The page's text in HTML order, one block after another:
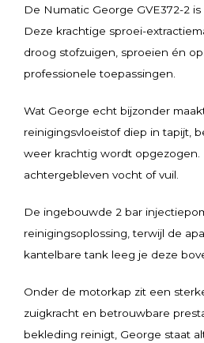
De Numatic George GVE372-2
Deze krachtige sproei-
droog stofzuigen, sproeien én
professionele toepassingen.
Wat George echt bijzonder
reinigingsvloeistof diep in tapijt,
weer krachtig wordt opgezogen.
achtergebleven vocht of vuil.
De ingebouwde 2 bar
reinigingsoplossing, terwijl de
kantelbare tank leeg je deze
Onder de motorkap zit een
zuigkracht en betrouwbare
bekleding reinigt, George staat